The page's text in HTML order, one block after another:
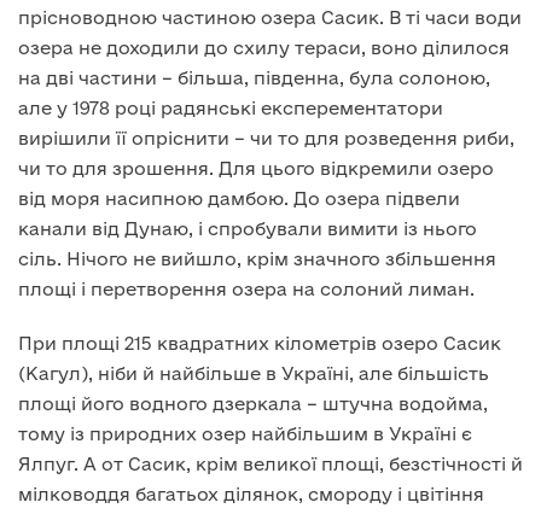
прісноводною частиною озера Сасик. В ті часи води
озера не доходили до схилу тераси, воно ділилося
на дві частини – більша, південна, була солоною,
але у 1978 році радянські експерементатори
вирішили її опріснити – чи то для розведення риби,
чи то для зрошення. Для цього відкремили озеро
від моря насипною дамбою. До озера підвели
канали від Дунаю, і спробували вимити із нього
сіль. Нічого не вийшло, крім значного збільшення
площі і перетворення озера на солоний лиман.
При площі 215 квадратних кілометрів озеро Сасик
(Кагул), ніби й найбільше в Україні, але більшість
площі його водного дзеркала – штучна водойма,
тому із природних озер найбільшим в Україні є
Ялпуг. А от Сасик, крім великої площі, безстічності й
мілководдя багатьох ділянок, смороду і цвітіння